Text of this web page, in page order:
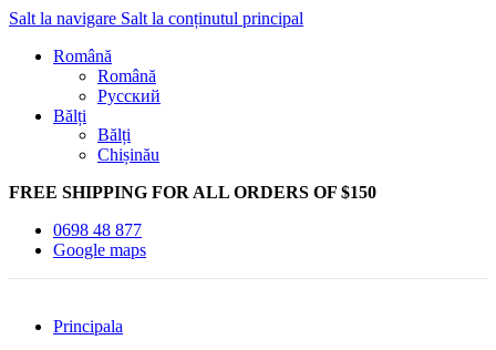
Salt la navigare Salt la conținutul principal
Română
Română
Русский
Bălți
Bălți
Chișinău
FREE SHIPPING FOR ALL ORDERS OF $150
0698 48 877
Google maps
Principala